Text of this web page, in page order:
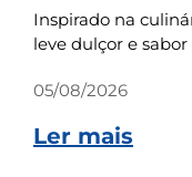
Inspirado na
leve dulçor e
05/08/2026
Ler mais